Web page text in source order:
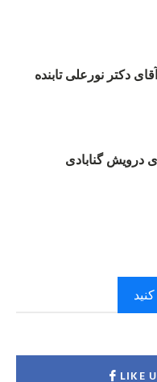
دکتر نورعلی تابنده
گنابادی
LIKE